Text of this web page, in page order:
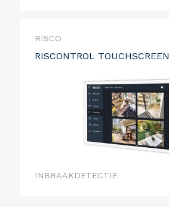
RISCO
RISCONTROL TOUCHSCREEN
INBRAAKDETECTIE